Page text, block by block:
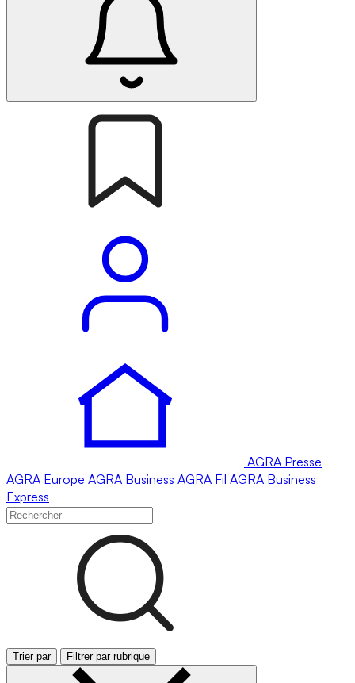
AGRA Presse
AGRA Europe AGRA Business AGRA Fil AGRA Business
Express
Trier par Filtrer par rubrique